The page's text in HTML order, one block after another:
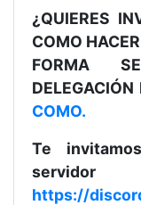
¿QUIERES
COMO
FORMA
DELEGACIÓN
COMO.
Te
https://